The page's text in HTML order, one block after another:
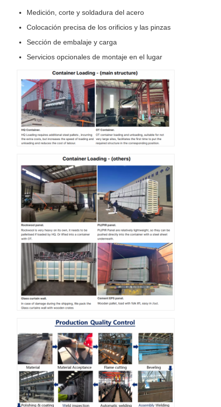
Medición, corte y soldadura del acero
Colocación precisa de los orificios y las pinzas
Sección de embalaje y carga
Servicios opcionales de montaje en el lugar